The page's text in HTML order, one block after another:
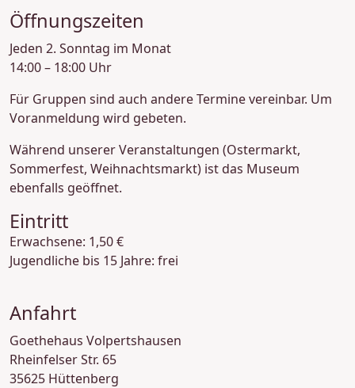
Öffnungszeiten
Jeden 2. Sonntag im Monat
14:00 – 18:00 Uhr
Für Gruppen sind auch andere Termine vereinbar. Um
Voranmeldung wird gebeten.
Während unserer Veranstaltungen (Ostermarkt,
Sommerfest, Weihnachtsmarkt) ist das Museum
ebenfalls geöffnet.
Eintritt
Erwachsene: 1,50 €
Jugendliche bis 15 Jahre: frei
Anfahrt
Goethehaus Volpertshausen
Rheinfelser Str. 65
35625 Hüttenberg